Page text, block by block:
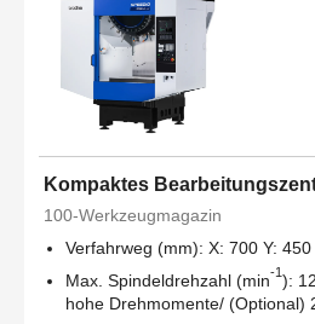
Kompaktes
100-Werkzeugmagazin
Verfahrweg (mm): X: 700 Y:
Max. Spindeldrehzahl (min-1):
hohe Drehmomente/ (Optional)